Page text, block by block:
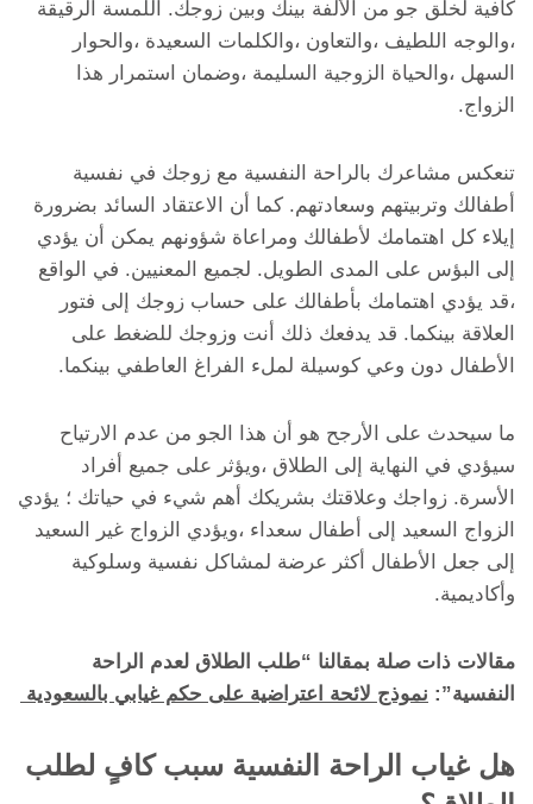
كافية لخلق جو من الألفة بينك وبين زوجك. اللمسة الرقيقة
،والوجه اللطيف ،والتعاون ،والكلمات السعيدة ،والحوار
السهل ،والحياة الزوجية السليمة ،وضمان استمرار هذا
الزواج.
تنعكس مشاعرك بالراحة النفسية مع زوجك في نفسية
أطفالك وتربيتهم وسعادتهم. كما أن الاعتقاد السائد بضرورة
إيلاء كل اهتمامك لأطفالك ومراعاة شؤونهم يمكن أن يؤدي
إلى البؤس على المدى الطويل. لجميع المعنيين. في الواقع
،قد يؤدي اهتمامك بأطفالك على حساب زوجك إلى فتور
العلاقة بينكما. قد يدفعك ذلك أنت وزوجك للضغط على
الأطفال دون وعي كوسيلة لملء الفراغ العاطفي بينكما.
ما سيحدث على الأرجح هو أن هذا الجو من عدم الارتياح
سيؤدي في النهاية إلى الطلاق ،ويؤثر على جميع أفراد
الأسرة. زواجك وعلاقتك بشريكك أهم شيء في حياتك ؛ يؤدي
الزواج السعيد إلى أطفال سعداء ،ويؤدي الزواج غير السعيد
إلى جعل الأطفال أكثر عرضة لمشاكل نفسية وسلوكية
وأكاديمية.
مقالات ذات صلة بمقالنا “طلب الطلاق لعدم الراحة
النفسية”: نموذج لائحة اعتراضية على حكم غيابي بالسعودية
هل غياب الراحة النفسية سبب كافٍ لطلب